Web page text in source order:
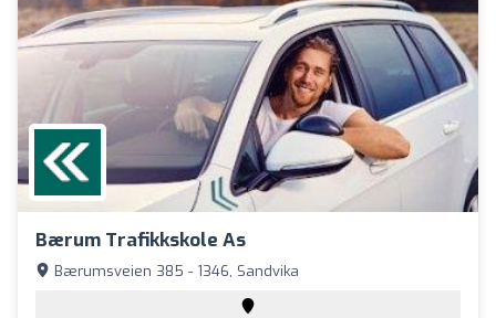
Bærum Trafikkskole As
Bærumsveien 385 - 1346, Sandvika